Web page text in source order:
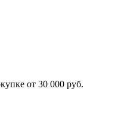
от 30 000 руб.